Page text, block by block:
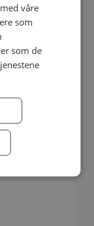
våre
som
som de